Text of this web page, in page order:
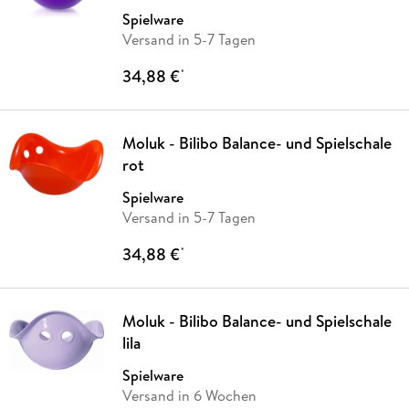
Spielware
Versand in 5-7 Tagen
34,88 €*
Moluk - Bilibo Balance- und Spielschale
rot
Spielware
Versand in 5-7 Tagen
34,88 €*
Moluk - Bilibo Balance- und Spielschale
lila
Spielware
Versand in 6 Wochen